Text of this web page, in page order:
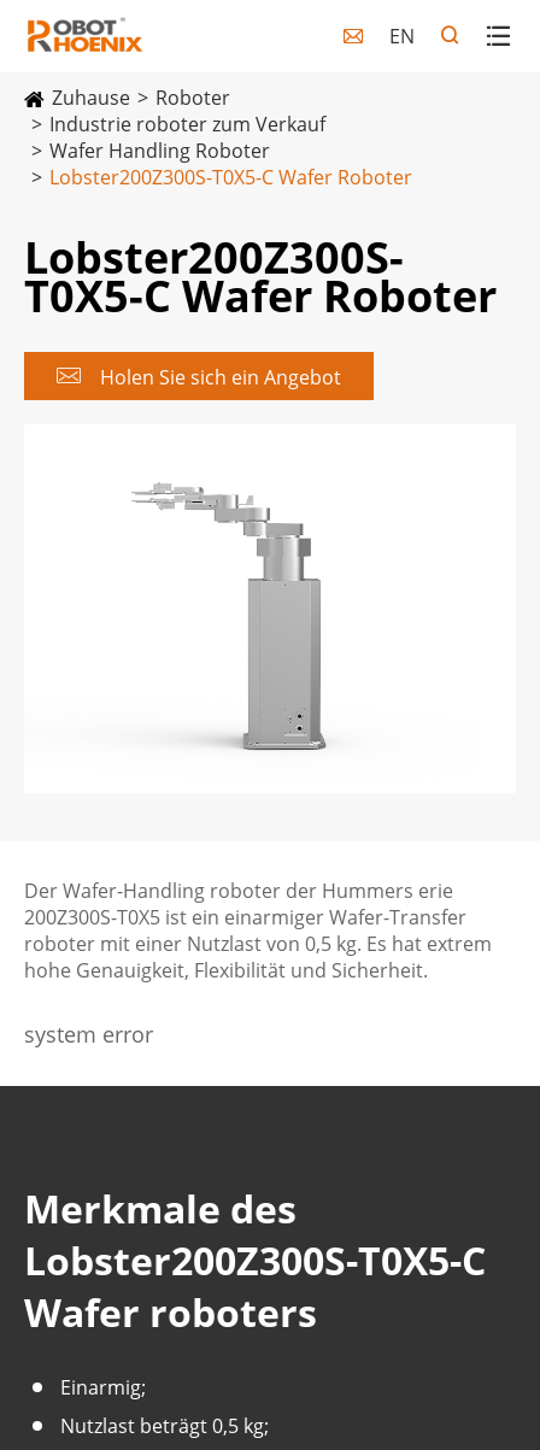
 EN
Zuhause
Roboter
Industrie roboter zum Verkauf
Wafer Handling Roboter
Lobster200Z300S-T0X5-C Wafer Roboter
Lobster200Z300S-
T0X5-C Wafer Roboter
 Holen Sie sich ein Angebot
Der Wafer-Handling roboter der Hummers erie
200Z300S-T0X5 ist ein einarmiger Wafer-Transfer
roboter mit einer Nutzlast von 0,5 kg. Es hat extrem
hohe Genauigkeit, Flexibilität und Sicherheit.
system error
Merkmale des
Lobster200Z300S-T0X5-C
Wafer roboters
Einarmig;
Nutzlast beträgt 0,5 kg;